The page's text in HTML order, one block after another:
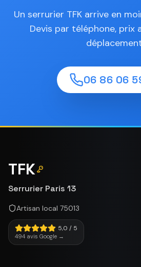
Un serrurier TFK arrive en
Devis par téléphone, prix
06 86 06
TFK
Serrurier Paris 13
Artisan local 75013
5,0 / 5
494 avis Google →